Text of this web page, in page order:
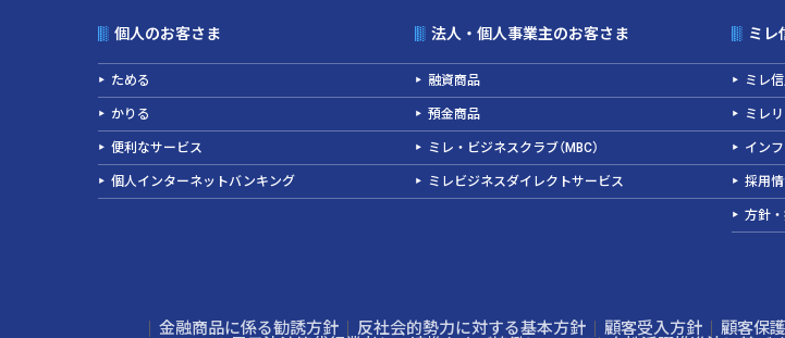
個人のお客さま
ためる
かりる
便利なサービス
個人インターネットバンキング
法人・個人事業主のお客さま
融資商品
預金商品
ミレ・ビジネスクラブ（MBC）
ミレビジネスダイレクトサービス
ミレ
ミレ
ミレ
イン
採用
方針
金融商品に係る勧誘方針 反社会的勢力に対する基本方針 顧客受入方針 顧客保